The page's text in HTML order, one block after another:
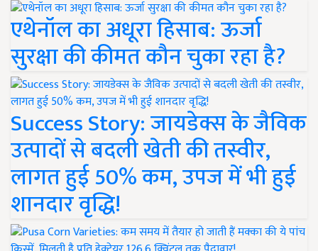
एथेनॉल का अधूरा हिसाब: ऊर्जा
सुरक्षा की कीमत कौन चुका रहा है?
Success Story: जायडेक्स के जैविक
उत्पादों से बदली खेती की तस्वीर,
लागत हुई 50% कम, उपज में भी हुई
शानदार वृद्धि!